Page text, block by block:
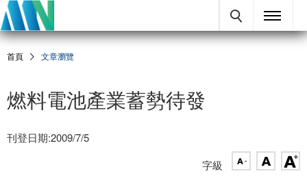
首頁 文章瀏覽
燃料電池產業蓄勢待發
刊登日期:2009/7/5
字級